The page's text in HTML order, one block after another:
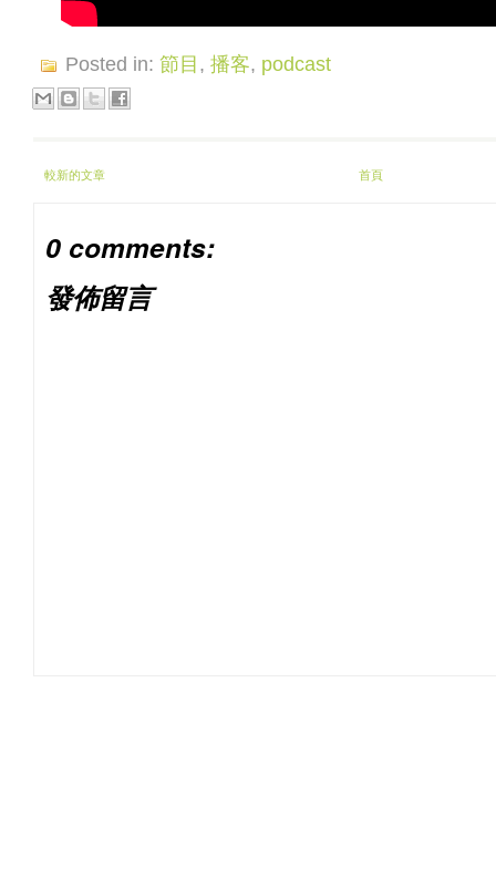
Posted in: 節目, 播客, podcast
較新的文章 首頁
0 comments:
發佈留言